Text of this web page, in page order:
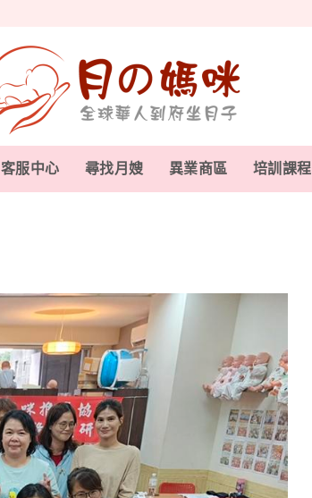
客服中心 尋找月嫂 異業商區 培訓課程